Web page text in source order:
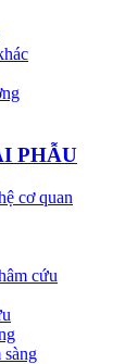
PHẪU
cơ quan
cứu